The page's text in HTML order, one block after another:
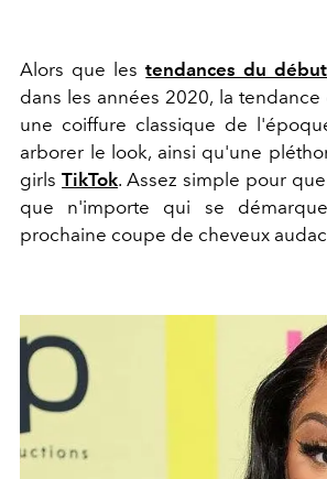
Alors que lestendances du
dans les années 2020, la
une coiffure classique de
arborer le look, ainsi qu'une
girlsTikTok. Assez simple pour
que n'importe qui se
prochaine coupe de cheveux